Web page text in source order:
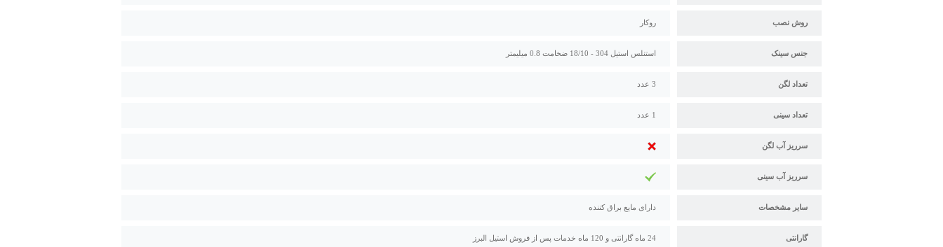
روش نصب روکار
جنس سینک استنلس استیل 304 - 18/10 ضخامت 0.8 میلیمتر
تعداد لگن 3 عدد
تعداد سینی 1 عدد
سرریز آب لگن
سرریز آب سینی
سایر مشخصات دارای مایع براق کننده
گارانتی 24 ماه گارانتی و 120 ماه خدمات پس از فروش استیل البرز